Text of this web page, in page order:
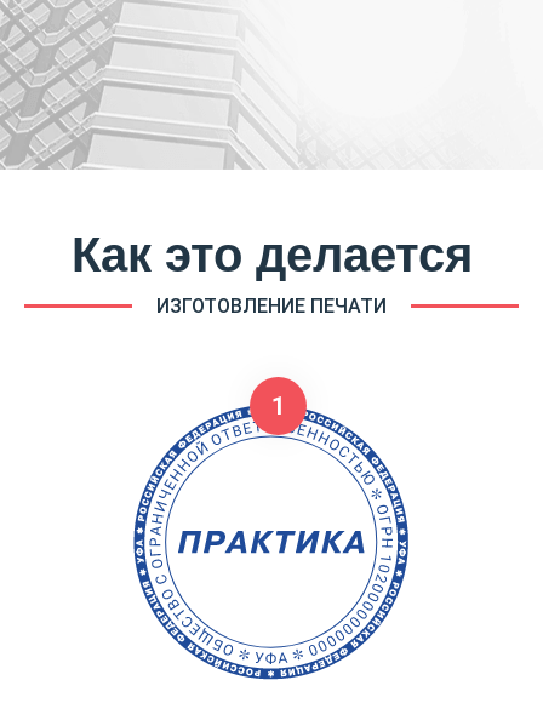
Как это делается
ИЗГОТОВЛЕНИЕ ПЕЧАТИ
1